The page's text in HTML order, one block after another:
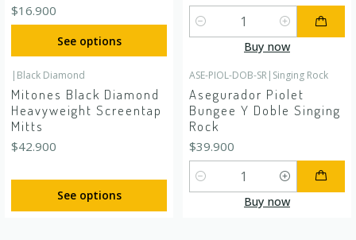
$16.900
See options
Quantity
Buy now
| Black Diamond
Mitones Black Diamond
Heavyweight Screentap
Mitts
$42.900
See options
ASE-PIOL-DOB-SR| Singing Rock
Asegurador Piolet
Bungee Y Doble Singing
Rock
$39.900
Quantity
Buy now